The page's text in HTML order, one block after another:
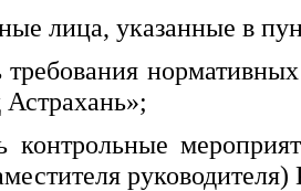
лица, указанные в
требования
контрольные